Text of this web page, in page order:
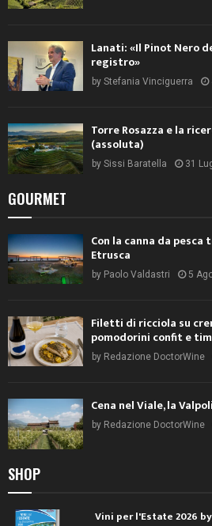
Lanati: «Il Pinot Nero
registro»
by Stefania Vinciguerra
Torre Rosazza e la
(assoluta)
by Sissi Baratella 31
GOURMET
Con la canna da
Etrusca
by Paolo Valdastri 5
Filetti di ricciola su
pomodorini confit e
by Redazione DoctorWine
Cena nel Viale, la
by Redazione DoctorWine
SHOP
Vini per l'Estate 2026